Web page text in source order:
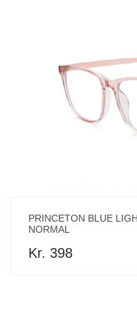
PRINCETON BLUE
NORMAL
Kr. 398